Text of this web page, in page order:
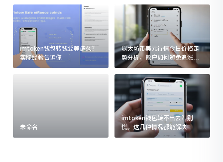
imtoken钱包转钱要等多久？
实际经验告诉你
以太坊币美元行情今日价格走
势分析，散户如何避免追涨杀
跌被套牢
未命名
imtoken钱包转不出去？别
慌，这几种情况都能解决